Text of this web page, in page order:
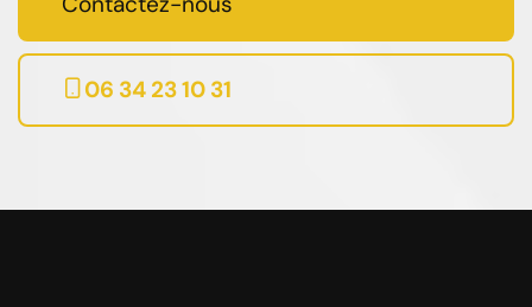
06 34 23 10 31